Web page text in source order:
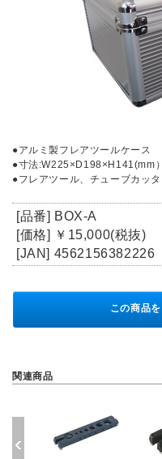
●アルミ製フレアツールケース
●寸法:W225×D198×H141(mm）
●フレアツール、チューブカッ
[品番] BOX-A
[価格] ￥15,000(税抜)
[JAN] 4562156382226
この商品
関連商品